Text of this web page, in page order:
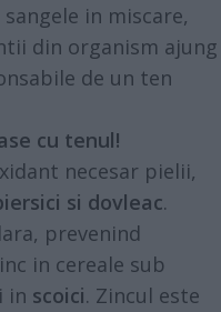
in miscare,
din organism ajung
de un ten
cu tenul!
necesar pielii,
si dovleac.
prevenind
in cereale sub
in scoici. Zincul este